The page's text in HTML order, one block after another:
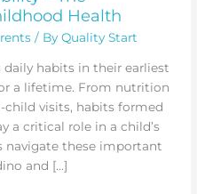
Health
/ ByQuality Start
daily habits in their earliest
a lifetime. From nutrition
child visits, habits formed
a critical role in a child’s
navigate these important
and […]